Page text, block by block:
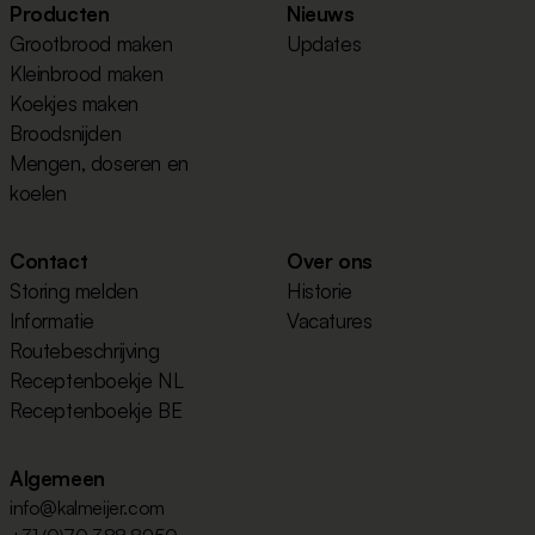
Producten
Grootbrood maken
Kleinbrood maken
Koekjes maken
Broodsnijden
Mengen, doseren en
koelen
Nieuws
Updates
Contact
Storing melden
Informatie
Routebeschrijving
Receptenboekje NL
Receptenboekje BE
Over ons
Historie
Vacatures
Algemeen
info@kalmeijer.com